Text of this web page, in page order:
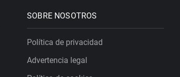
SOBRE NOSOTROS
Política de privacidad
Advertencia legal